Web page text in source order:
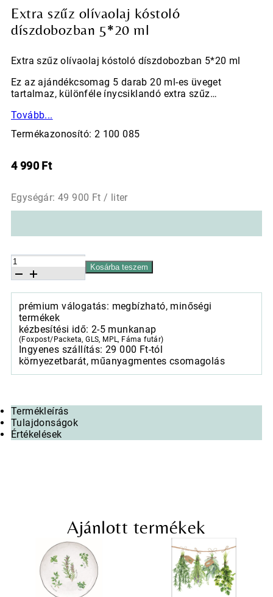
Extra szűz olívaolaj kóstoló
díszdobozban 5*20 ml
Extra szűz olívaolaj kóstoló díszdobozban 5*20 ml
Ez az ajándékcsomag 5 darab 20 ml-es üveget
tartalmaz, különféle ínycsiklandó extra szűz…
Tovább...
Termékazonosító: 2 100 085
4 990 Ft
Egységár:49 900 Ft / liter
Extra
szűz
olívaolaj
kóstoló
díszdobozban
5*20
ml
mennyiség
Kosárba teszem
prémium válogatás: megbízható, minőségi
termékek
kézbesítési idő: 2-5 munkanap
(Foxpost/Packeta, GLS, MPL, Fáma futár)
Ingyenes szállítás: 29 000 Ft-tól
környezetbarát, műanyagmentes csomagolás
Termékleírás
Tulajdonságok
Értékelések
Ajánlott termékek